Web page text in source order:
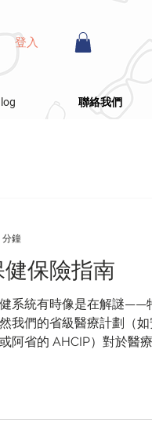
登入
聯絡我們
保險指南
系統有時像是在解謎——
我們的省級醫療計劃（
阿省的 AHCIP）對於醫
備的。 1. 加拿大視力保
分鐘